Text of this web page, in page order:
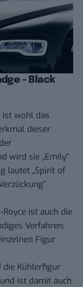
– Black
ist wohl das
dieser
wird sie „Emily“
lautet „Spirit of
ist auch die
Verfahren;
Figur
die Kühlerfigur
ist damit auch